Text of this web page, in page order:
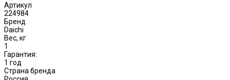
Артикул
224984
Бренд
Daichi
Вес, кг
1
Гарантия:
1 год
Страна бренда